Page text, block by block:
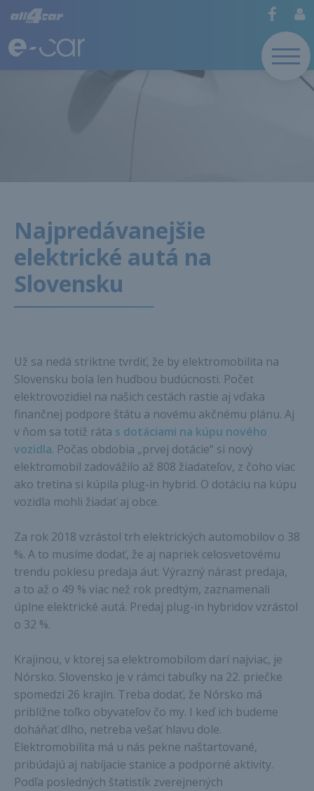
Najpredávanejšie
elektrické autá na
Slovensku
Už sa nedá striktne tvrdiť, že by elektromobilita na
Slovensku bola len hudbou budúcnosti. Počet
elektrovozidiel na našich cestách rastie aj vďaka
finančnej podpore štátu a novému akčnému plánu. Aj
v ňom sa totiž ráta s dotáciami na kúpu nového
vozidla. Počas obdobia „prvej dotácie“ si nový
elektromobil zadovážilo až 808 žiadateľov, z čoho viac
ako tretina si kúpila plug-in hybrid. O dotáciu na kúpu
vozidla mohli žiadať aj obce.
Za rok 2018 vzrástol trh elektrických automobilov o 38
%. A to musíme dodať, že aj napriek celosvetovému
trendu poklesu predaja áut. Výrazný nárast predaja,
a to až o 49 % viac než rok predtým, zaznamenali
úplne elektrické autá. Predaj plug-in hybridov vzrástol
o 32 %.
Krajinou, v ktorej sa elektromobilom darí najviac, je
Nórsko. Slovensko je v rámci tabuľky na 22. priečke
spomedzi 26 krajín. Treba dodať, že Nórsko má
približne toľko obyvateľov čo my. I keď ich budeme
doháňať dlho, netreba vešať hlavu dole.
Elektromobilita má u nás pekne naštartované,
pribúdajú aj nabíjacie stanice a podporné aktivity.
Podľa posledných štatistík zverejnených